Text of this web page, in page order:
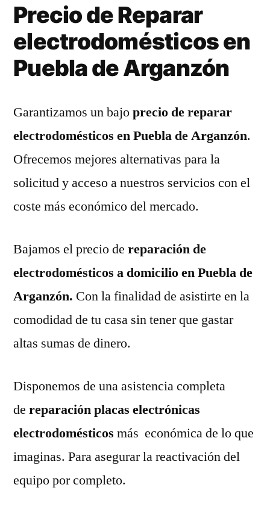
Precio de Reparar
electrodomésticos en
Puebla de Arganzón
Garantizamos un bajoprecio de reparar
electrodomésticos en Puebla de Arganzón.
Ofrecemos mejores alternativas para la
solicitud y acceso a nuestros servicios con el
coste más económico del mercado.
Bajamos el precio de reparación de
electrodomésticos a domicilio en Puebla de
Arganzón. Con la finalidad de asistirte en la
comodidad de tu casa sin tener que gastar
altas sumas de dinero.
Disponemos de una asistencia completa
de reparación placas electrónicas
electrodomésticos más económica de lo que
imaginas. Para asegurar la reactivación del
equipo por completo.